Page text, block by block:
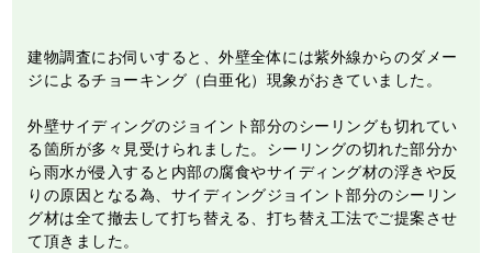
建物調査にお伺いすると、外壁全体には紫外線からのダメー
ジによるチョーキング（白亜化）現象がおきていました。
外壁サイディングのジョイント部分のシーリングも切れてい
る箇所が多々見受けられました。シーリングの切れた部分か
ら雨水が侵入すると内部の腐食やサイディング材の浮きや反
りの原因となる為、サイディングジョイント部分のシーリン
グ材は全て撤去して打ち替える、打ち替え工法でご提案させ
て頂きました。